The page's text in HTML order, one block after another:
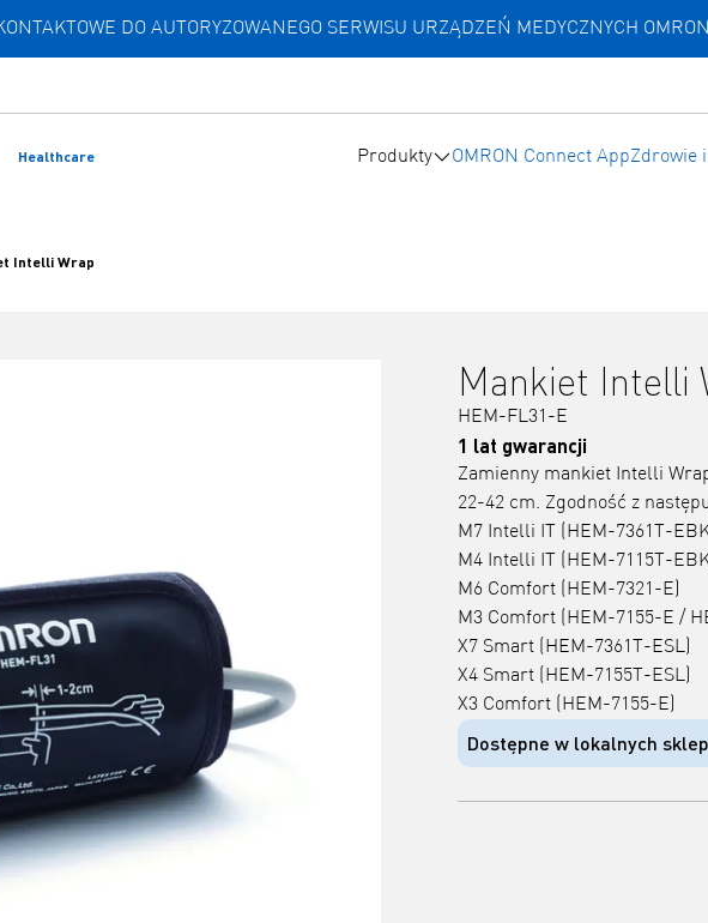
DO AUTORYZOWANEGO SERWISU URZĄDZEŃ MEDYCZNYCH
Healthcare Produkty OMRON Connect AppZdrowie
Intelli Wrap
Mankiet Intelli
HEM-FL31-E
1 lat gwarancji
Zamienny mankiet Intelli
22-42 cm. Zgodność z
M7 Intelli IT (HEM-7361T-
M4 Intelli IT (HEM-7115T-
M6 Comfort (HEM-7321-E)
M3 Comfort (HEM-7155-E /
X7 Smart (HEM-7361T-ESL)
X4 Smart (HEM-7155T-ESL)
X3 Comfort (HEM-7155-E)
Dostępne w lokalnych